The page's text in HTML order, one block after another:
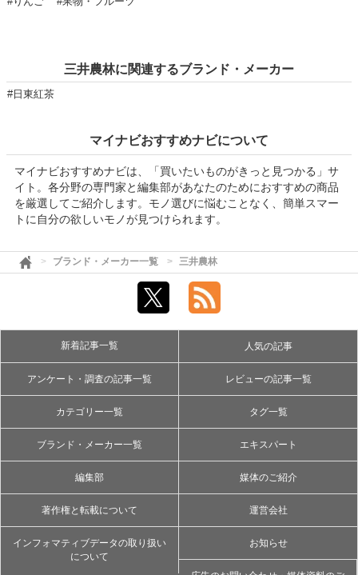
三井農林に関連するブランド・メーカー
#日東紅茶
マイナビおすすめナビについて
マイナビおすすめナビは、「買いたいものがきっと見つかる」サ
イト。各分野の専門家と編集部があなたのためにおすすめの商品
を厳選してご紹介します。モノ選びに悩むことなく、簡単スマー
トに自分の欲しいモノが見つけられます。
ブランド・メーカー一覧 三井農林
新着記事一覧 人気の記事
アンケート・調査の記事一覧 レビューの記事一覧
カテゴリー一覧 タグ一覧
ブランド・メーカー一覧 エキスパート
編集部 媒体のご紹介
著作権と転載について 運営会社
インフォマティブデータの取り扱い
について
お知らせ